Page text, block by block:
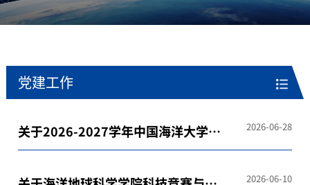
党建工作
关于2026-2027学年中国海洋大学海
洋地球科学学院各学生组织部门负责
人届中调整的通知
2026-06-28
2026-06-10